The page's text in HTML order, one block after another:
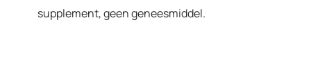
supplement, geen geneesmiddel.